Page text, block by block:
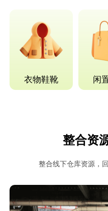
衣物鞋靴 闲
整合资
整合线下仓库资源，